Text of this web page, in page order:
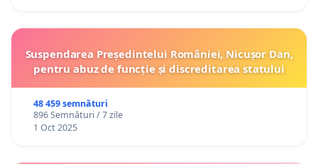
Suspendarea Președintelui României, Nicușor Dan,
pentru abuz de funcție și discreditarea statului
48 459 semnături
896 Semnături / 7 zile
1 Oct 2025